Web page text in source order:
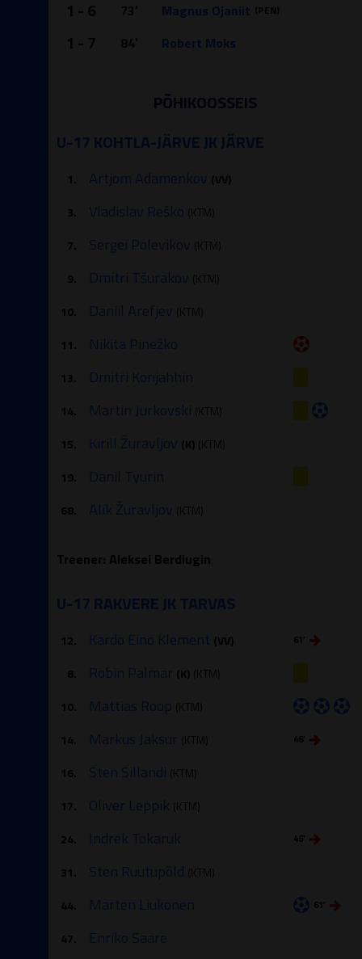
Magnus Ojaniit
Robert Moks
PÕHIKOOSSEIS
U-17 KOHTLA-JÄRVE JK JÄRVE
1. Artjom Adamenkov (VV)
3.
Vladislav Reško (KTM)
7.
Sergei Polevikov (KTM)
9.
Dmitri Tšurakov (KTM)
10.
Daniil Arefjev (KTM)
11.
Nikita Pinežko
13. Dmitri Konjahhin
14. Martin Jurkovski (KTM)
15.
Kirill Žuravljov (K) (KTM)
19.
Danil Tyurin
68. Alik Žuravljov (KTM)
Treener: Aleksei Berdiugin
U-17 RAKVERE JK TARVAS
12. 61′
Kardo Eino Klement (VV)
8.
Robin Palmar (K) (KTM)
10.
Mattias Roop (KTM)
14.
46′
Markus Jaksur (KTM)
16.
Sten Sillandi (KTM)
17.
Oliver Leppik (KTM)
24.
46′
Indrek Tokaruk
31. Sten Ruutupõld (KTM)
44.
61′
Marten Liukonen
47. Enriko Saare